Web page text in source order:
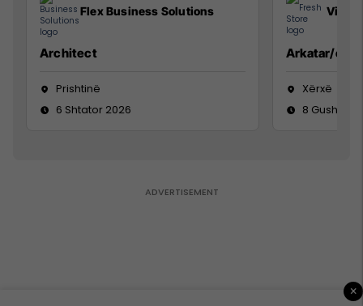
Flex Business Solutions
Architect
Prishtinë
6 Shtator 2026
Viva
Arkatar/e
Xërxë
8 Gusht
×